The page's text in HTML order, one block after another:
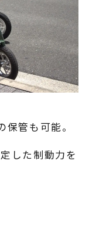
管も可能。
した制動力を